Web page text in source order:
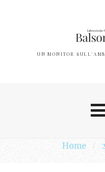
UN MONITOR
Home /